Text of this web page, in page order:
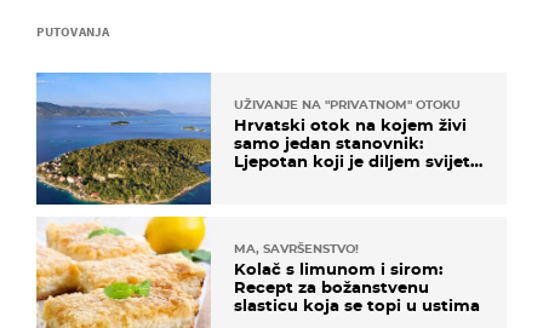
PUTOVANJA
UŽIVANJE NA "PRIVATNOM" OTOKU
Hrvatski otok na kojem živi
samo jedan stanovnik:
Ljepotan koji je diljem svijeta
MA, SAVRŠENSTVO!
Kolač s limunom i sirom:
Recept za božanstvenu
slasticu koja se topi u ustima